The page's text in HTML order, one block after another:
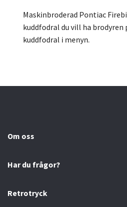
Maskinbroderad Pontiac
kuddfodral du vill ha brodyren
kuddfodral i menyn.
Om oss
Har du frågor?
Retrotryck